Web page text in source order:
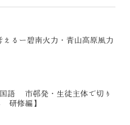
えるー碧南火力・青山高原風力
語 市邨発・生徒主体で切り
研修編】